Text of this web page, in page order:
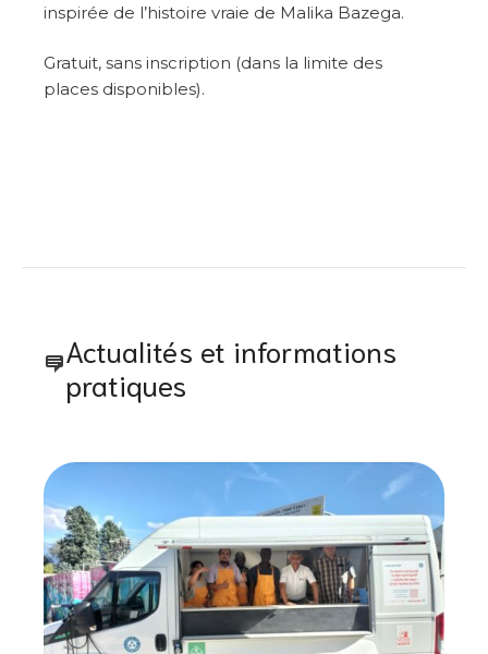
inspirée de l’histoire vraie de Malika Bazega.
Gratuit, sans inscription (dans la limite des
places disponibles).
Actualités et informations
pratiques